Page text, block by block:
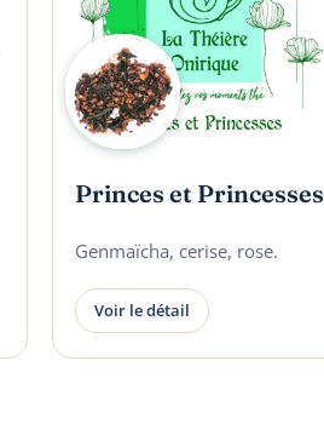
Princes et Princesses
Genmaïcha, cerise, rose.
Voir le détail